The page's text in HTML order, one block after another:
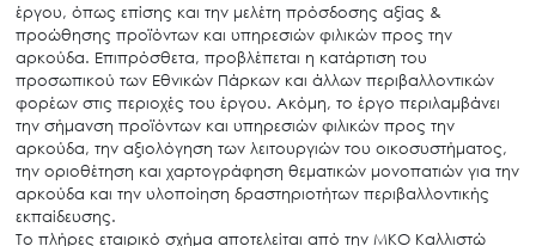
Search
for:
Ο.ΦΥ.ΠΕ.Κ.Α.
Νέα – Δημοσιότητα
Άξονες δράσης
έργου, όπως επίσης και την μελέτη πρόσδοσης αξίας &
προώθησης προϊόντων και υπηρεσιών φιλικών προς την
αρκούδα. Επιπρόσθετα, προβλέπεται η κατάρτιση του
προσωπικού των Εθνικών Πάρκων και άλλων περιβαλλοντικών
φορέων στις περιοχές του έργου. Ακόμη, το έργο περιλαμβάνει
την σήμανση προϊόντων και υπηρεσιών φιλικών προς την
αρκούδα, την αξιολόγηση των λειτουργιών του οικοσυστήματος,
την οριοθέτηση και χαρτογράφηση θεματικών μονοπατιών για την
αρκούδα και την υλοποίηση δραστηριοτήτων περιβαλλοντικής
εκπαίδευσης.
Το πλήρες εταιρικό σχήμα αποτελείται από την ΜΚΟ Καλλιστώ